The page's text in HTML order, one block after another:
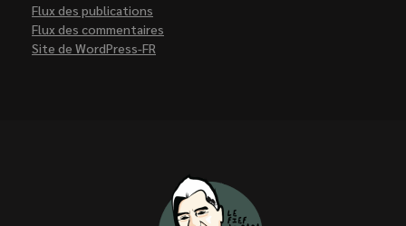
Flux des publications
Flux des commentaires
Site de WordPress-FR